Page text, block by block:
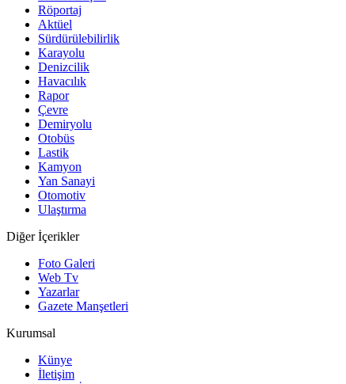
Röportaj
Aktüel
Sürdürülebilirlik
Karayolu
Denizcilik
Havacılık
Rapor
Çevre
Demiryolu
Otobüs
Lastik
Kamyon
Yan Sanayi
Otomotiv
Ulaştırma
Diğer İçerikler
Foto Galeri
Web Tv
Yazarlar
Gazete Manşetleri
Kurumsal
Künye
İletişim